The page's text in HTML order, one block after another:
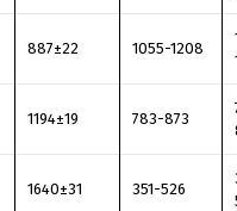
887±22 1055-1208
1194±19 783-873
1640±31 351-526